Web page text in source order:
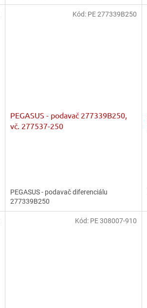
PEGASUS - podavač 277339B250,
vč. 277537-250
PEGASUS - podavač diferenciálu
277339B250
Kód: PE 277339B250
Kód: PE 308007-910